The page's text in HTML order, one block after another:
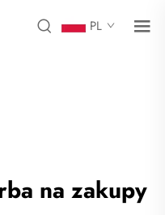
PL
na zakupy